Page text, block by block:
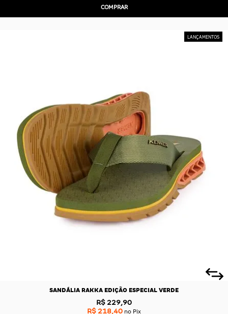
COMPRAR
SANDÁLIA RAKKA EDIÇÃO ESPECIAL VERDE
R$ 229,90
R$ 218,40 no Pix